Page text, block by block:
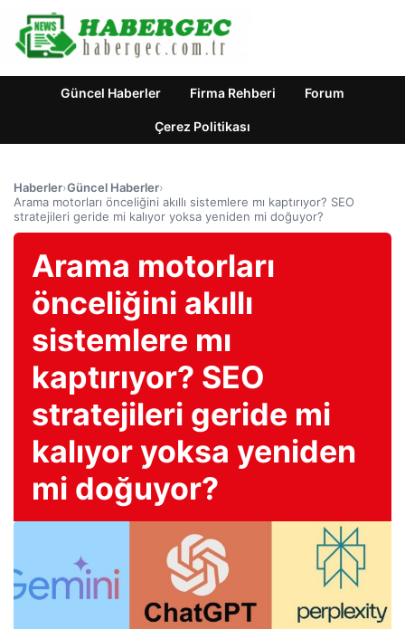
Güncel Haberler Firma Rehberi Forum
Çerez Politikası
Haberler›Güncel Haberler›
Arama motorları önceliğini akıllı sistemlere mı kaptırıyor? SEO
stratejileri geride mi kalıyor yoksa yeniden mi doğuyor?
Arama motorları
önceliğini akıllı
sistemlere mı
kaptırıyor? SEO
stratejileri geride mi
kalıyor yoksa yeniden
mi doğuyor?